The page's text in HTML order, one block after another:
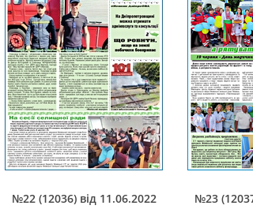
№22 (12036) від 11.06.2022 №23